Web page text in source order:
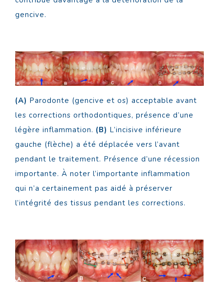
gencive.
(A) Parodonte (gencive et os) acceptable avant
les corrections orthodontiques, présence d’une
légère inflammation. (B) L’incisive inférieure
gauche (flèche) a été déplacée vers l’avant
pendant le traitement. Présence d’une récession
importante. À noter l’importante inflammation
qui n’a certainement pas aidé à préserver
l’intégrité des tissus pendant les corrections.